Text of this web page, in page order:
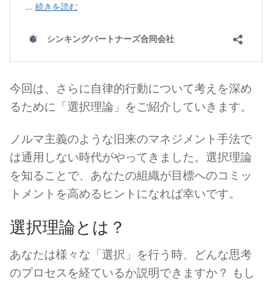
今回は、さらに自律的行動について考えを深め
るために「選択理論」をご紹介していきます。
ノルマ主義のような旧来のマネジメント手法で
は通用しない時代がやってきました。選択理論
を知ることで、あなたの組織が目標へのコミッ
トメントを高めるヒントになれば幸いです。
選択理論とは？
あなたは様々な「選択」を行う時、どんな思考
のプロセスを経ているか説明できますか？ もし